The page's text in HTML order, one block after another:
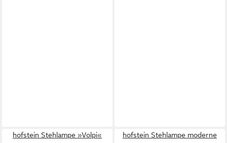
hofstein Stehlampe »Volpi«
hofstein Stehlampe moderne